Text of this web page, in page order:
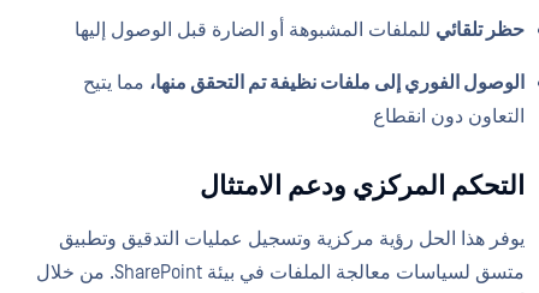
حظر تلقائي للملفات المشبوهة أو الضارة قبل الوصول إليها
الوصول الفوري إلى ملفات نظيفة تم التحقق منها، مما يتيح
التعاون دون انقطاع
التحكم المركزي ودعم الامتثال
يوفر هذا الحل رؤية مركزية وتسجيل عمليات التدقيق وتطبيق
متسق لسياسات معالجة الملفات في بيئة SharePoint. من خلال